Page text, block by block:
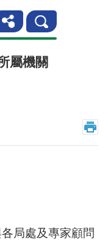
屬機關
局處及專家顧問